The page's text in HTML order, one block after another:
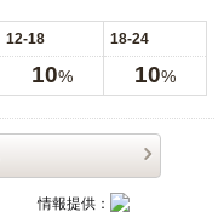
12-18 18-24
10% 10%
情報提供：